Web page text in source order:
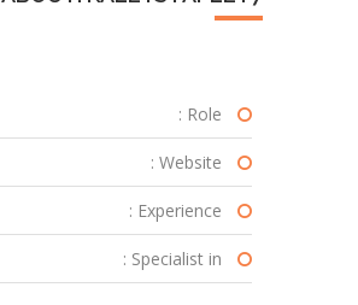
Role :
Website :
Experience :
Specialist in :